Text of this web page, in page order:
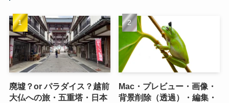
廃墟？or パラダイス？越前
大仏への旅・五重塔・日本
Mac・プレビュー・画像・
背景削除（透過）・編集・